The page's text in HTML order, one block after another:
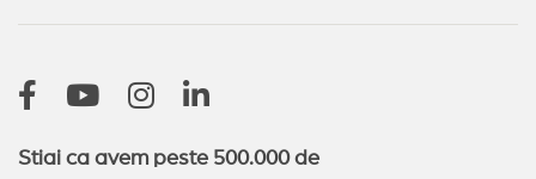
Stiai ca avem peste 500.000 de